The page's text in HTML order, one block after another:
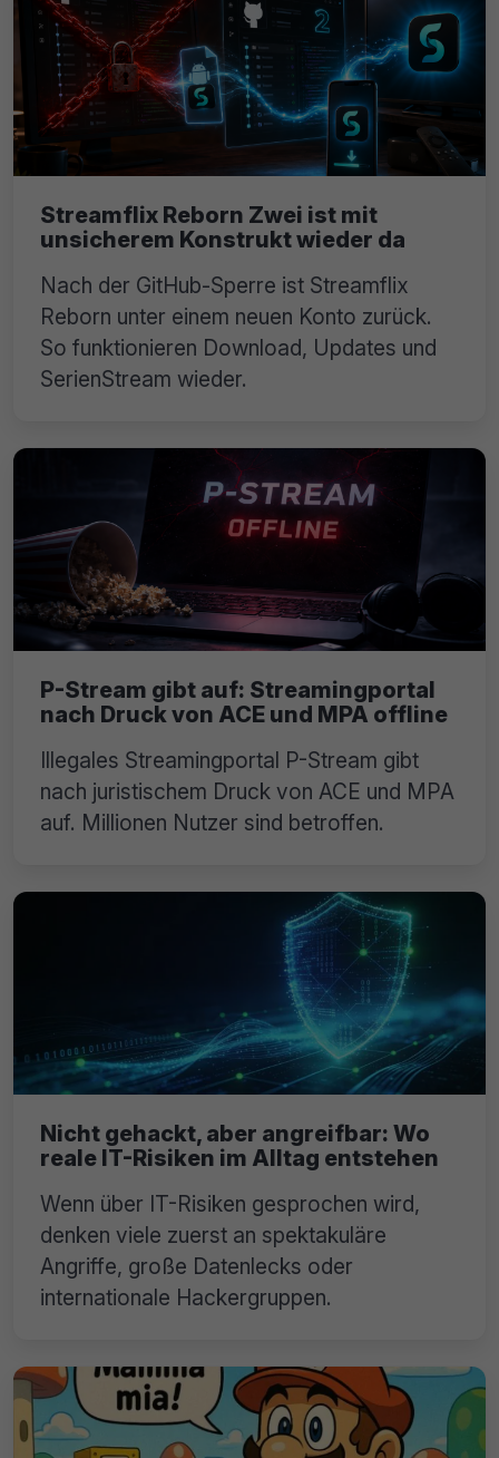
Streamflix Reborn Zwei ist mit
unsicherem Konstrukt wieder da
Nach der GitHub-Sperre ist Streamflix
Reborn unter einem neuen Konto zurück.
So funktionieren Download, Updates und
SerienStream wieder.
P-Stream gibt auf: Streamingportal
nach Druck von ACE und MPA offline
Illegales Streamingportal P-Stream gibt
nach juristischem Druck von ACE und MPA
auf. Millionen Nutzer sind betroffen.
Nicht gehackt, aber angreifbar: Wo
reale IT-Risiken im Alltag entstehen
Wenn über IT-Risiken gesprochen wird,
denken viele zuerst an spektakuläre
Angriffe, große Datenlecks oder
internationale Hackergruppen.